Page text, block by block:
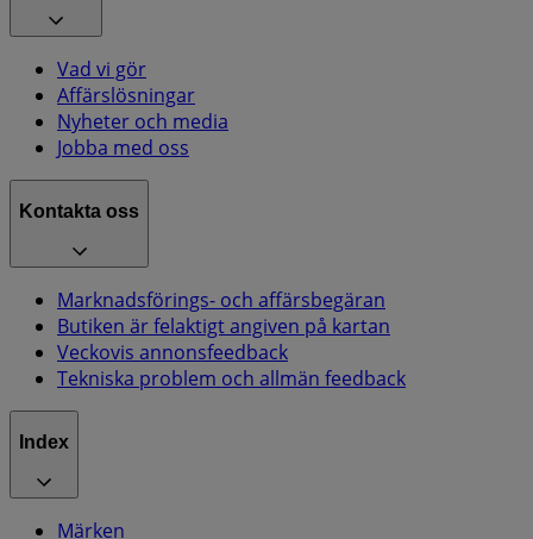
Vad vi gör
Affärslösningar
Nyheter och media
Jobba med oss
Kontakta oss
Marknadsförings- och affärsbegäran
Butiken är felaktigt angiven på kartan
Veckovis annonsfeedback
Tekniska problem och allmän feedback
Index
Märken